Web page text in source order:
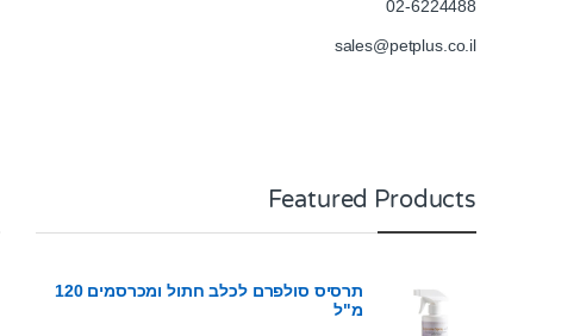
02-6224488
sales@petplus.co.il
Featured Products
תרסיס סולפרם לכלב חתול ומכרסמים 120
מ"ל